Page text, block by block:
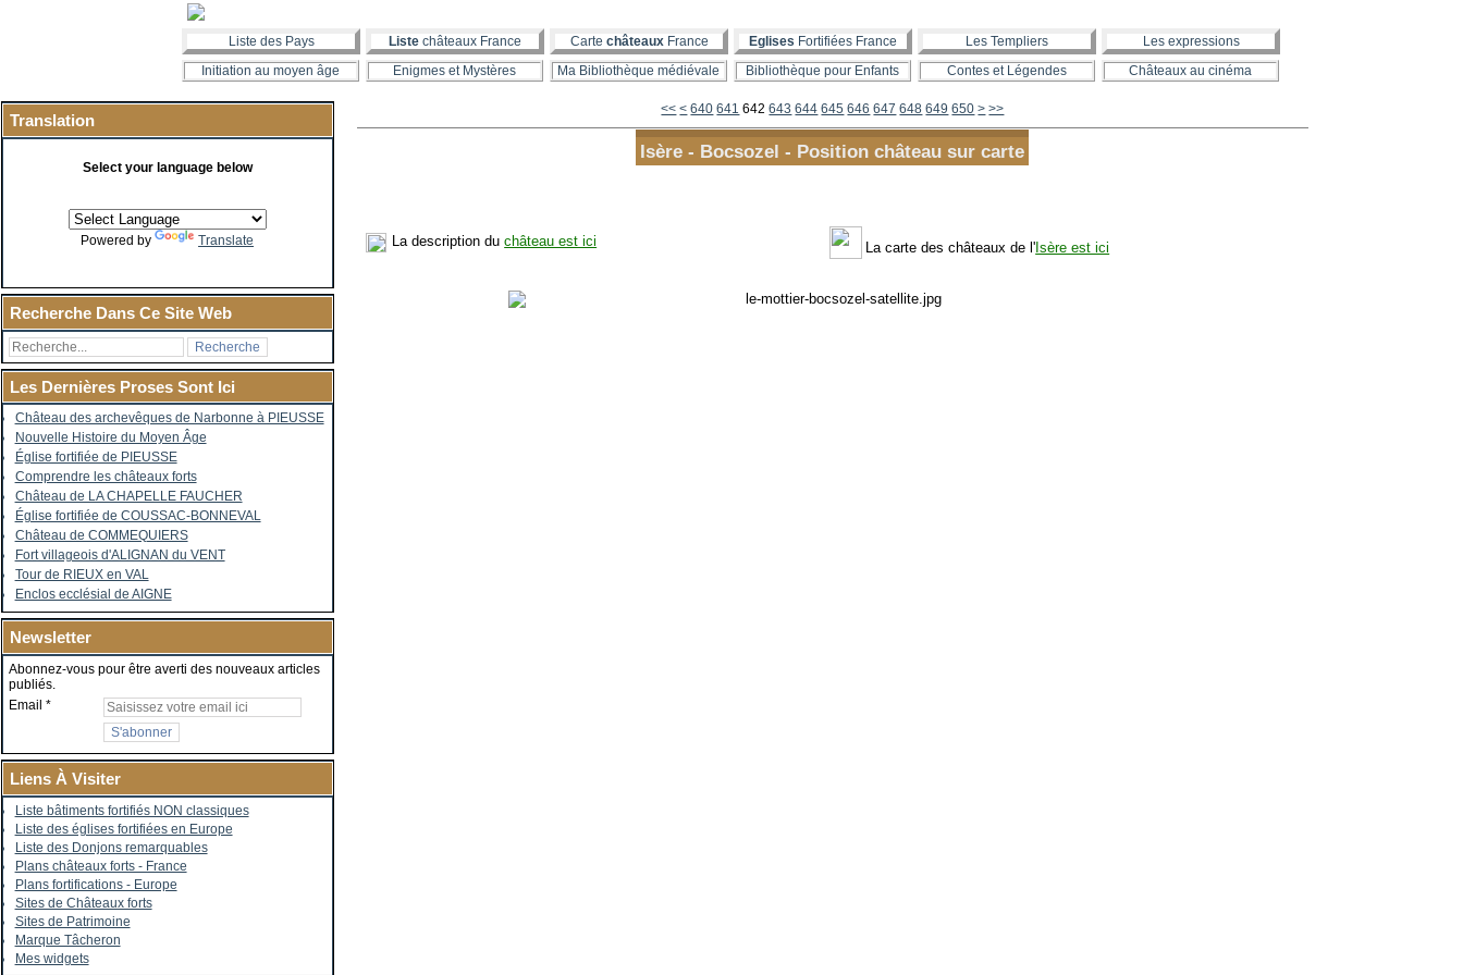
Liste des Pays Liste châteaux France Carte châteauxFrance Eglises Fortifiées France Les Templiers
Les expressions
Initiation au moyen âge
Enigmes et Mystères Ma Bibliothèque médiévale Bibliothèque pour Enfants Contes et Légendes Châteaux au cinéma
Translation
Select your language below
Powered by Translate
Recherche Dans Ce Site Web
Les Dernières Proses Sont Ici
Château des archevêques de Narbonne à PIEUSSE
Nouvelle Histoire du Moyen Âge
Église fortifiée de PIEUSSE
Comprendre les châteaux forts
Château de LA CHAPELLE FAUCHER
Église fortifiée de COUSSAC-BONNEVAL
Château de COMMEQUIERS
Fort villageois d'ALIGNAN du VENT
Tour de RIEUX en VAL
Enclos ecclésial de AIGNE
Newsletter
Abonnez-vous pour être averti des nouveaux articles
publiés.
Email
Liens À Visiter
Liste bâtiments fortifiés NON classiques
Liste des églises fortifiées en Europe
Liste des Donjons remarquables
Plans châteaux forts - France
Plans fortifications - Europe
Sites de Châteaux forts
Sites de Patrimoine
Marque Tâcheron
Mes widgets
<< < 600
610
620
630
640 641 642 643 644 645 646 647 648 649 650 660
670
680
690
700
800
900
1000
1100
1200
1300
> >>
Isère - Bocsozel - Position château sur carte
La description duchâteau est ici La carte des châteaux de l' Isère est ici